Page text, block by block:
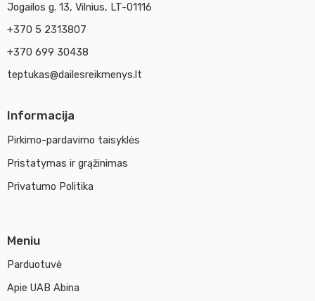
Jogailos g. 13, Vilnius, LT-01116
+370 5 2313807
+370 699 30438
teptukas@dailesreikmenys.lt
Informacija
Pirkimo-pardavimo taisyklės
Pristatymas ir grąžinimas
Privatumo Politika
Meniu
Parduotuvė
Apie UAB Abina